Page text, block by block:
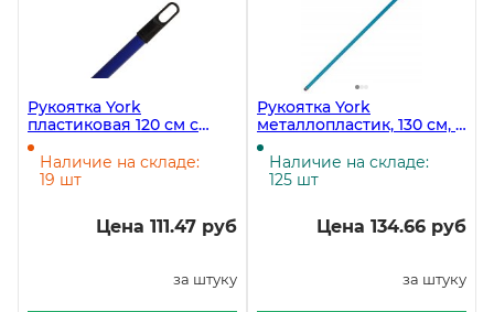
Рукоятка York
пластиковая 120 см с
резьбой
Наличие на складе:
19 шт
Цена 111.47 руб
за штуку
Рукоятка York
металлопластик, 130 см, с
резьбой
Наличие на складе:
125 шт
Цена 134.66 руб
за штуку